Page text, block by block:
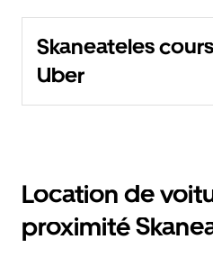
Skaneateles
Uber
Location de
proximité